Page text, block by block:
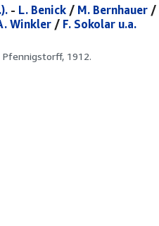
- L. Benick / M. Bernhauer /
Winkler / F. Sokolar u.a.
1912.